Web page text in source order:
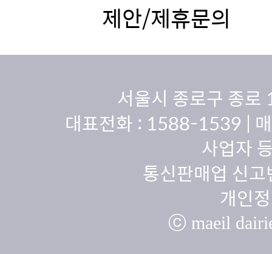
제안/제휴문의
서울시 종로구 종
대표전화 : 1588-1539 |
사업자
통신판매업 신
개인
ⓒ maeil